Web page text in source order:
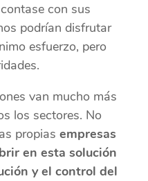
con sus
podrían disfrutar
esfuerzo, pero
van mucho más
los sectores. No
propias empresas
en esta solución
y el control del